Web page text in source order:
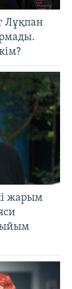
Лұқпан
жарым